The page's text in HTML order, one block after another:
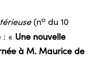
(no du 10
: « Une nouvelle
à M. Maurice de